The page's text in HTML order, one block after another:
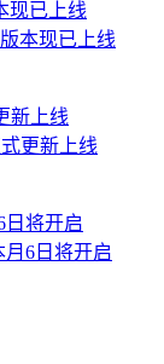
本现已上线
更新上线
6日将开启